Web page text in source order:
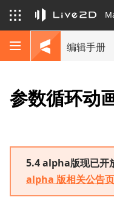
编辑手册
参数循环动
5.4 alpha版现已开
alpha 版相关公告页